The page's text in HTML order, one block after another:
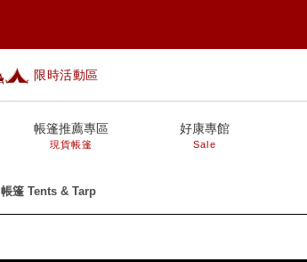
限時活動區
帳篷推薦專區
現貨帳篷
好康專館
Sale
帳篷 Tents & Tarp